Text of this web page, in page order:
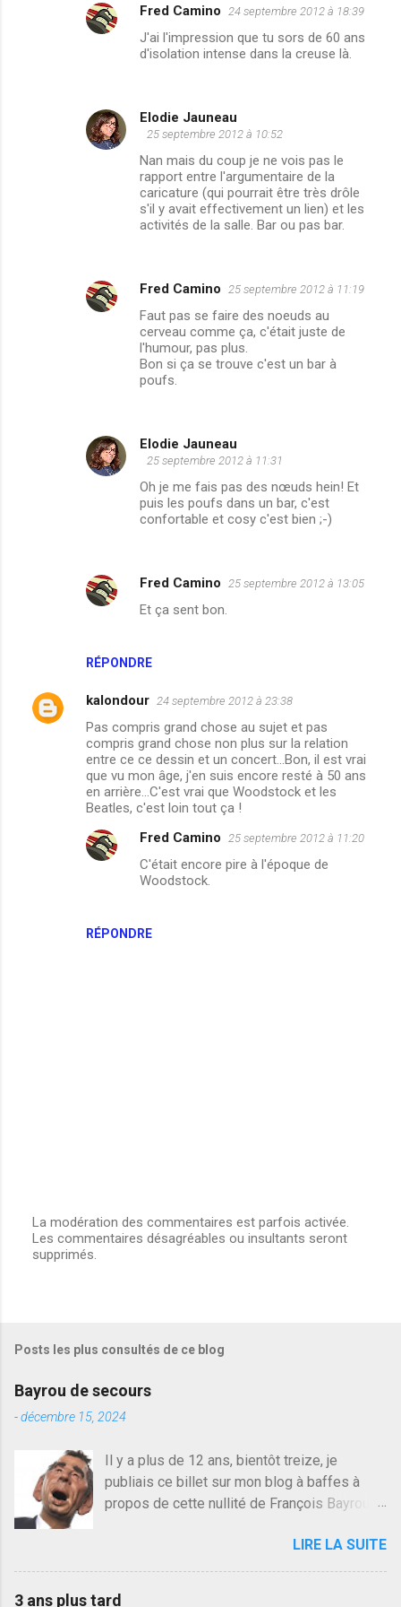
RÉPONDRE
Fred Camino 24 septembre 2012 à 18:39
J'ai l'impression que tu sors de 60 ans
d'isolation intense dans la creuse là.
Elodie Jauneau
25 septembre 2012 à 10:52
Nan mais du coup je ne vois pas le
rapport entre l'argumentaire de la
caricature (qui pourrait être très drôle
s'il y avait effectivement un lien) et les
activités de la salle. Bar ou pas bar.
Fred Camino 25 septembre 2012 à 11:19
Faut pas se faire des noeuds au
cerveau comme ça, c'était juste de
l'humour, pas plus.
Bon si ça se trouve c'est un bar à
poufs.
Elodie Jauneau
25 septembre 2012 à 11:31
Oh je me fais pas des nœuds hein! Et
puis les poufs dans un bar, c'est
confortable et cosy c'est bien ;-)
Fred Camino 25 septembre 2012 à 13:05
Et ça sent bon.
kalondour 24 septembre 2012 à 23:38
Pas compris grand chose au sujet et pas
compris grand chose non plus sur la relation
entre ce ce dessin et un concert...Bon, il est vrai
que vu mon âge, j'en suis encore resté à 50 ans
en arrière...C'est vrai que Woodstock et les
Beatles, c'est loin tout ça !
RÉPONDRE
Fred Camino 25 septembre 2012 à 11:20
C'était encore pire à l'époque de
Woodstock.
E
n
t
e
r
u
m
m
e
n
r
La modération des commentaires est parfois activée.
Les commentaires désagréables ou insultants seront
supprimés.
Posts les plus consultés de ce blog
Bayrou de secours
-décembre 15, 2024
Il y a plus de 12 ans, bientôt treize, je
publiais ce billet sur mon blog à baffes à
propos de cette nullité de François Bayrou. Il
quelqu'un, je ne parle pas des couples mais
des amis ou des valeurs dans lesquels on
croit. François Bayrou est en passe de
LIRE LA SUITE
3 ans plus tard